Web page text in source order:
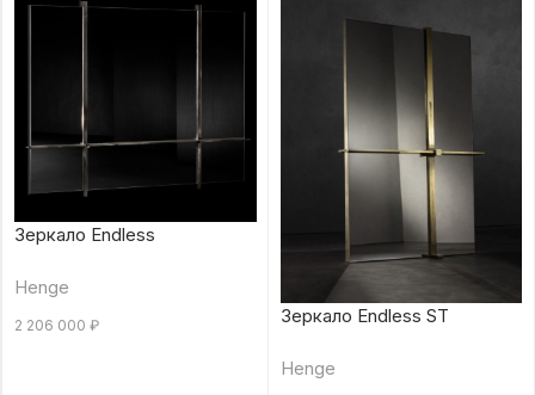
Зеркало Endless
Henge
2 206 000 ₽ Зеркало Endless ST
Henge